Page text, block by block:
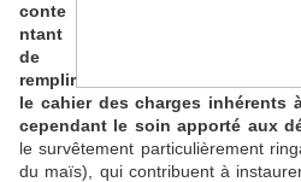
conte
ntant
de
remplir
le cahier des charges inhérents
cependant le soin apporté aux
le survêtement particulièrement
du maïs), qui contribuent à